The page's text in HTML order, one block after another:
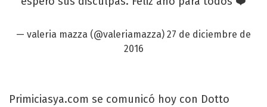
— valeria mazza (@valeriamazza) 27 de diciembre de
2016
Primiciasya.com se comunicó hoy con Dotto